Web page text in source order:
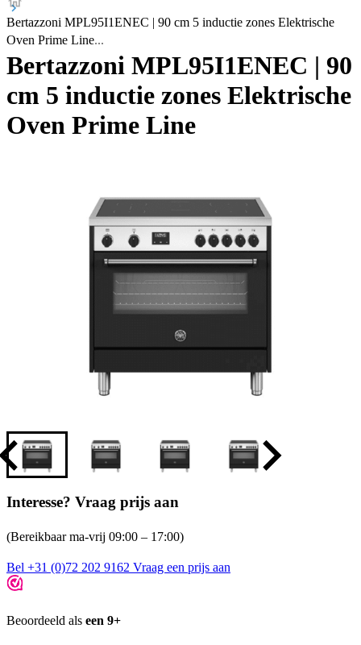
Bertazzoni MPL95I1ENEC | 90 cm 5 inductie zones Elektrische
Oven Prime Line
Bertazzoni MPL95I1ENEC | 90
cm 5 inductie zones Elektrische
Oven Prime Line
Interesse? Vraag prijs aan
(Bereikbaar ma-vrij 09:00 – 17:00)
Bel +31 (0)72 202 9162 Vraag een prijs aan
Beoordeeld als een 9+